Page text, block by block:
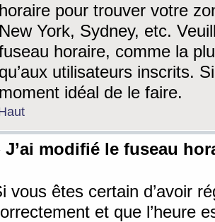
horaire pour trouver votre
New York, Sydney, etc.
horaire, comme la
qu’aux utilisateurs inscrits.
moment idéal de le faire.
J’ai modifié le fuseau
vous êtes certain d’avoir
et que l’heure